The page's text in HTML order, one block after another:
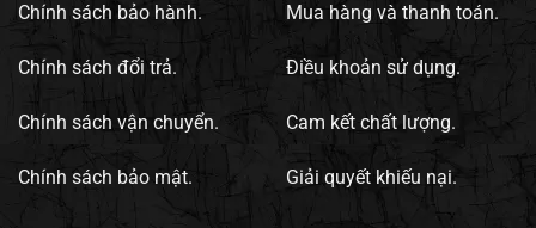
Chính sách bảo hành.
Chính sách đổi trả.
Chính sách vận chuyển.
Chính sách bảo mật.
Mua hàng và thanh toán.
Điều khoản sử dụng.
Cam kết chất lượng.
Giải quyết khiếu nại.